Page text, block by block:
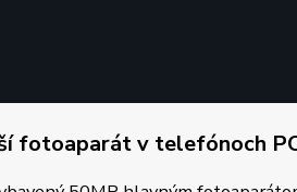
fotoaparát v telefónoch